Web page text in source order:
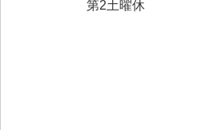
第2土曜休